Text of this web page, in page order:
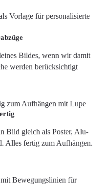
Bildes, wenn wir damit
werden berücksichtigt
Bild gleich als Poster, Alu-
Alles fertig zum Aufhängen.